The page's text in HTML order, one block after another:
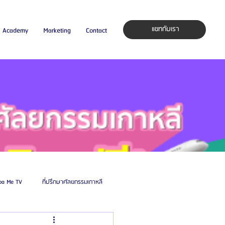
Academy Marketing Contact แชทกับเรา
Me TV ที่ปรึกษาศัลยกรรมเกาหลี
ศัลยแพทย์ ประเทศเกาหลี